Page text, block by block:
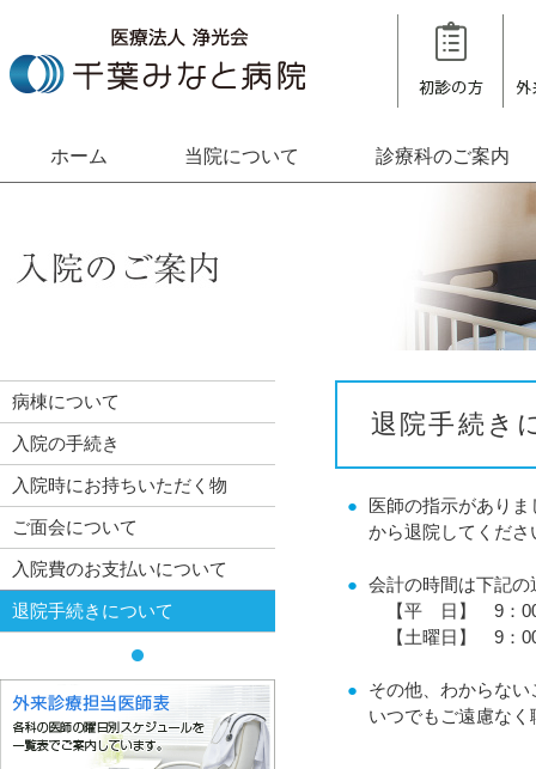
ホーム 当院について 診療科のご案内
病棟について
入院の手続き
入院時にお持ちいただく物
ご面会について
入院費のお支払いについて
退院手続きについて
退院手続き
●
医師の指示があり
から退院してくだ
●
会計の時間は下記の
【平 日】 9：00
【土曜日】 9：
●
その他、わからな
いつでもご遠慮な